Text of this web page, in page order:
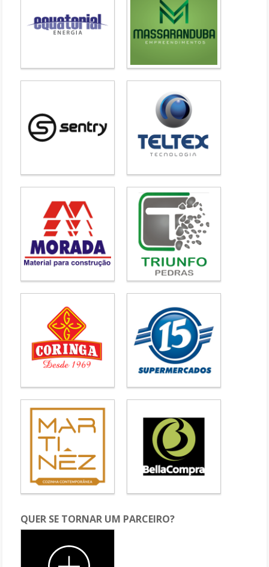
QUER SE TORNAR UM PARCEIRO?